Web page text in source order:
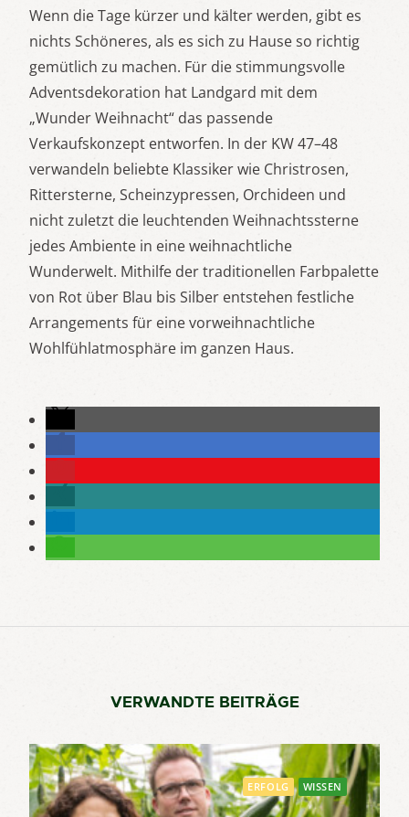
Wenn die Tage kürzer und kälter werden, gibt es
nichts Schöneres, als es sich zu Hause so richtig
gemütlich zu machen. Für die stimmungsvolle
Adventsdekoration hat Landgard mit dem
„Wunder Weihnacht“ das passende
Verkaufskonzept entworfen. In der KW 47–48
verwandeln beliebte Klassiker wie Christrosen,
Rittersterne, Scheinzypressen, Orchideen und
nicht zuletzt die leuchtenden Weihnachtssterne
jedes Ambiente in eine weihnachtliche
Wunderwelt. Mithilfe der traditionellen Farbpalette
von Rot über Blau bis Silber entstehen festliche
Arrangements für eine vorweihnachtliche
Wohlfühlatmosphäre im ganzen Haus.
VERWANDTE BEITRÄGE
ERFOLG WISSEN